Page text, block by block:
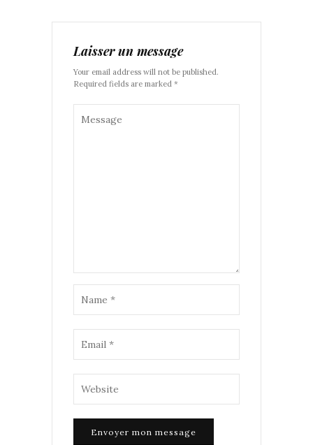
Laisser un message
Your email address will not be published.
Required fields are marked *